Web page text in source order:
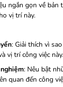
ngắn gọn về bản
vị trí này.
: Giải thích vì
vị trí công việc này.
: Nêu bật
quan đến công